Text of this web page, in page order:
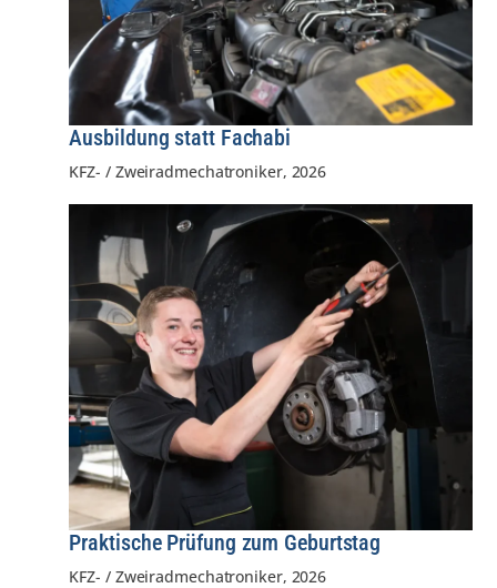
Ausbildung statt Fachabi
KFZ- / Zweiradmechatroniker, 2026
Praktische Prüfung zum Geburtstag
KFZ- / Zweiradmechatroniker, 2026